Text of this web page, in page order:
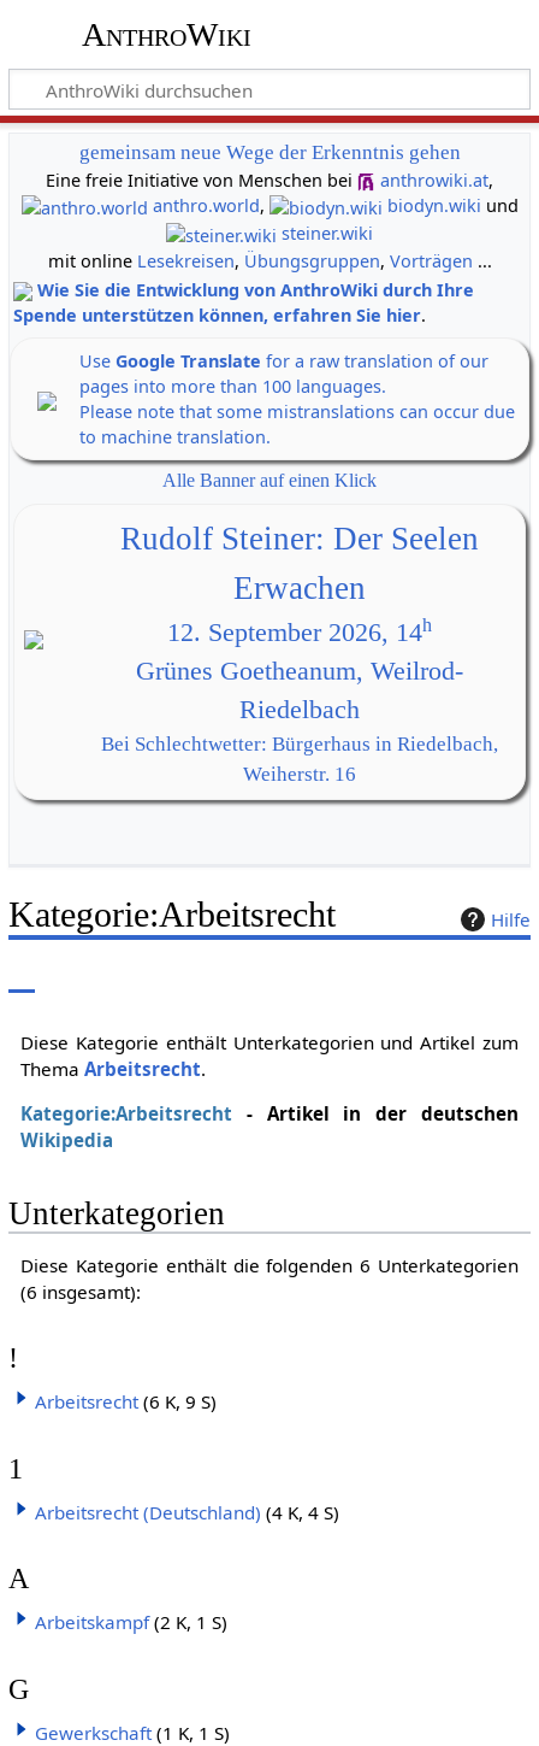
AnthroWiki
gemeinsam neue Wege der Erkenntnis gehen
Eine freie Initiative von Menschen bei
anthrowiki.at,
anthro.world, biodyn.wiki und
steiner.wiki
mit online Lesekreisen, Übungsgruppen, Vorträgen ...
Wie Sie die Entwicklung von AnthroWiki durch Ihre
Spende unterstützen können, erfahren Sie hier.
Use Google Translate for a raw translation of our
pages into more than 100 languages.
Please note that some mistranslations can occur due
to machine translation.
Alle Banner auf einen Klick
Rudolf Steiner: Der Seelen
Erwachen
12. September 2026, 14h
Grünes Goetheanum, Weilrod-
Riedelbach
Bei Schlechtwetter: Bürgerhaus in Riedelbach,
Weiherstr. 16
Hilfe
Kategorie:Arbeitsrecht
Diese Kategorie enthält Unterkategorien und Artikel zum
Thema Arbeitsrecht.
Kategorie:Arbeitsrecht - Artikel in der deutschen
Wikipedia
Unterkategorien
Diese Kategorie enthält die folgenden 6 Unterkategorien
(6 insgesamt):
!
Arbeitsrecht (6 K, 9 S)
1
Arbeitsrecht (Deutschland) (4 K, 4 S)
A
Arbeitskampf (2 K, 1 S)
G
Gewerkschaft (1 K, 1 S)